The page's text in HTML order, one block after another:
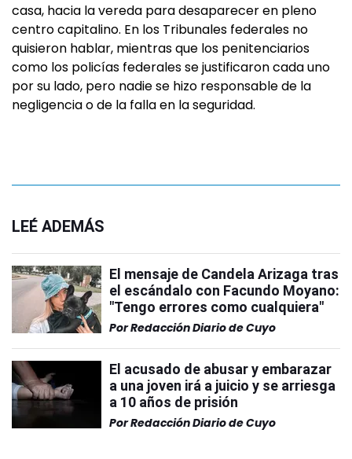
casa, hacia la vereda para desaparecer en pleno
centro capitalino. En los Tribunales federales no
quisieron hablar, mientras que los penitenciarios
como los policías federales se justificaron cada uno
por su lado, pero nadie se hizo responsable de la
negligencia o de la falla en la seguridad.
LEÉ ADEMÁS
El mensaje de Candela Arizaga tras
el escándalo con Facundo Moyano:
"Tengo errores como cualquiera"
PorRedacción Diario de Cuyo
El acusado de abusar y embarazar
a una joven irá a juicio y se arriesga
a 10 años de prisión
PorRedacción Diario de Cuyo